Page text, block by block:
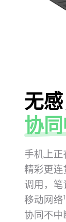
无
协
手机上正
精彩更
调用，
移动网络
协同不